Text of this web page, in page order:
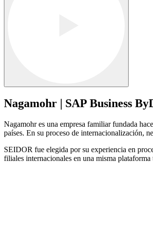
Nagamohr | SAP Business
Nagamohr es una empresa familiar fundada
países. En su proceso de internacionalización,
SEIDOR fue elegida por su experiencia en
filiales internacionales en una misma